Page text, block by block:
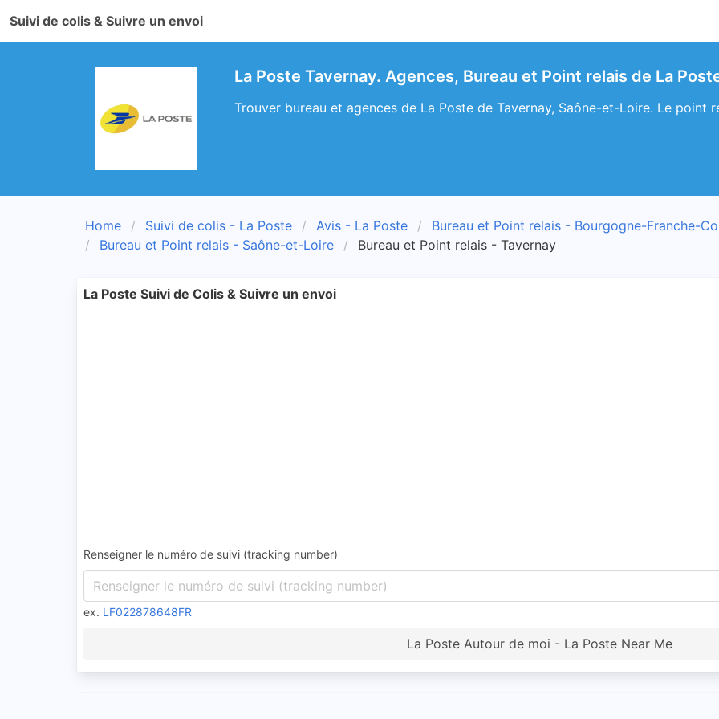
Suivi de colis & Suivre un envoi
La Poste Tavernay. Agences, Bureau et Point relais de La
Trouver bureau et agences de La Poste de Tavernay, Saône-et-Loire. Le point
Home Suivi de colis - La Poste Avis - La Poste
Bureau et Point relais - Bourgogne-Franche-
Bureau et Point relais - Saône-et-Loire
Bureau et Point relais - Tavernay
La Poste Suivi de Colis & Suivre un envoi
Renseigner le numéro de suivi (tracking number)
ex. LF022878648FR
La Poste Autour de moi - La Poste Near Me